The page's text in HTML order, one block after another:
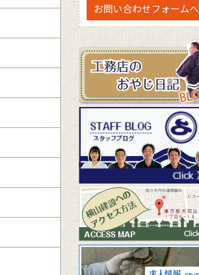
お問い合わせフォームへ